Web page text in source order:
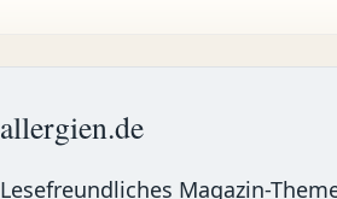
allergien.de
Lesefreundliches Magazin-